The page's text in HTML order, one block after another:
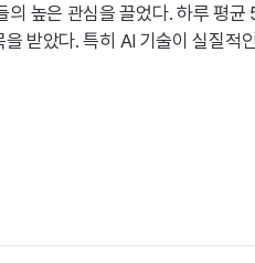
높은 관심을 끌었다. 하루 평균
받았다. 특히 AI 기술이 실질적